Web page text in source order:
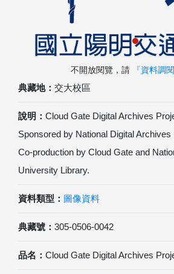
典藏地： 交大校區
說明： Cloud Gate Digital Archives
Sponsored by National Digital Archives
Co-production by Cloud Gate and
University Library.
資料類型： 圖像資料
典藏號： 305-0506-0042
品名： Cloud Gate Digital Archives
不開放閱覽，請 『資料調